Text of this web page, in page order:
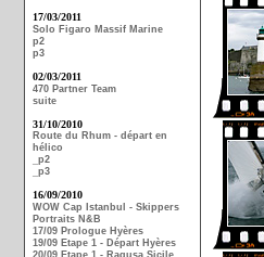
17/03/2011
Solo Figaro Massif Marine
p2
p3
02/03/2011
470 Partner Team
suite
31/10/2010
Route du Rhum - départ en
hélico
_p2
_p3
16/09/2010
WOW Cap Istanbul - Skippers
Portraits N&B
17/09 Prologue Hyères
19/09 Etape 1 - Départ Hyères
20/09 Etape 1 - Ragusa Sicile